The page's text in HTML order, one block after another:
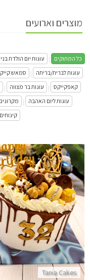
מוצרים וארועים
כל המתוקים | עוגות יום הולדת
עוגות לברית/בריתה
| סמאש קייק
קאפקייקס | עוגות בר מצווה |
עוגות ליום האהבה
| מקרונים
Tania Cakes
עוגת מוס דריפ קייק
התקשר/י